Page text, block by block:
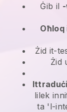
Ġib il
Żid it-
Żid
lilek
ta 'l-